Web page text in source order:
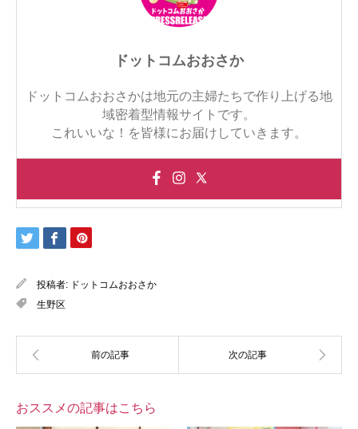
ドットコムおおさか
ドットコムおおさかは地元の主婦たちで作り上げる地
域密着型情報サイトです。
これいいな！を皆様にお届けしていきます。
投稿者: ドットコムおおさか
生野区
おススメの記事はこちら